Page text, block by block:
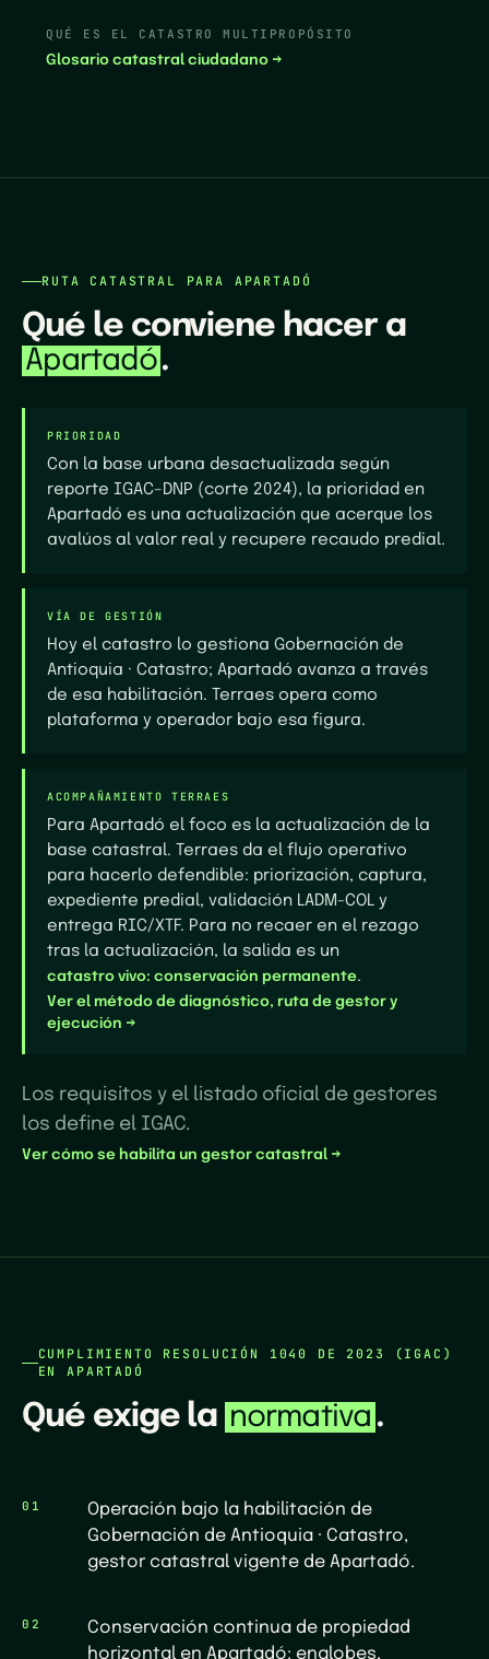
QUÉ ES EL CATASTRO MULTIPROPÓSITO
Glosario catastral ciudadano →
RUTA CATASTRAL PARA APARTADÓ
Qué le conviene hacer a
Apartadó.
PRIORIDAD
Con la base urbana desactualizada según
reporte IGAC–DNP (corte 2024), la prioridad en
Apartadó es una actualización que acerque los
avalúos al valor real y recupere recaudo predial.
VÍA DE GESTIÓN
Hoy el catastro lo gestiona Gobernación de
Antioquia · Catastro; Apartadó avanza a través
de esa habilitación. Terraes opera como
plataforma y operador bajo esa figura.
ACOMPAÑAMIENTO TERRAES
Para Apartadó el foco es la actualización de la
base catastral. Terraes da el flujo operativo
para hacerlo defendible: priorización, captura,
expediente predial, validación LADM-COL y
entrega RIC/XTF. Para no recaer en el rezago
tras la actualización, la salida es un
catastro vivo: conservación permanente.
Ver el método de diagnóstico, ruta de gestor y
ejecución →
Los requisitos y el listado oficial de gestores
los define el IGAC.
Ver cómo se habilita un gestor catastral →
CUMPLIMIENTO RESOLUCIÓN 1040 DE 2023 (IGAC)
ENAPARTADÓ
Qué exige la normativa .
01
Operación bajo la habilitación de
Gobernación de Antioquia · Catastro,
gestor catastral vigente de Apartadó.
02
Conservación continua de propiedad
horizontal en Apartadó: englobes,